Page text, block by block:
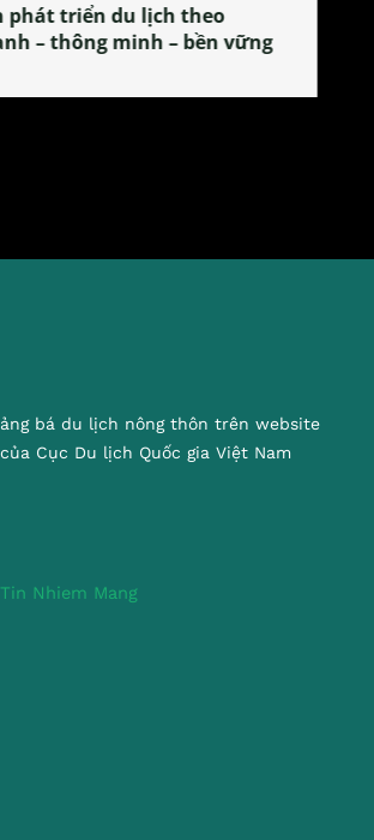
bánh tẻ Phú Nhi – nơi lan
xứ Đoài
bá du lịch nông thôn trên website
Cục Du lịch Quốc gia Việt Nam